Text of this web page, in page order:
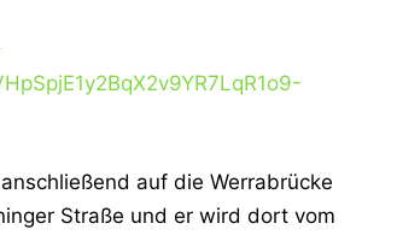
auf die Werrabrücke
Straße und er wird dort vom